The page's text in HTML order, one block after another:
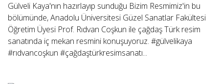
Gülveli Kaya'nın hazırlayıp sunduğu Bizim Resmimiz'in bu
bölümünde, Anadolu Üniversitesi Güzel Sanatlar Fakültesi
Öğretim Üyesi Prof. Rıdvan Coşkun ile çağdaş Türk resim
sanatında iç mekan resmini konuşuyoruz. #gülvelikaya
#rıdvancoşkun #çağdaştürkresimsanatı...